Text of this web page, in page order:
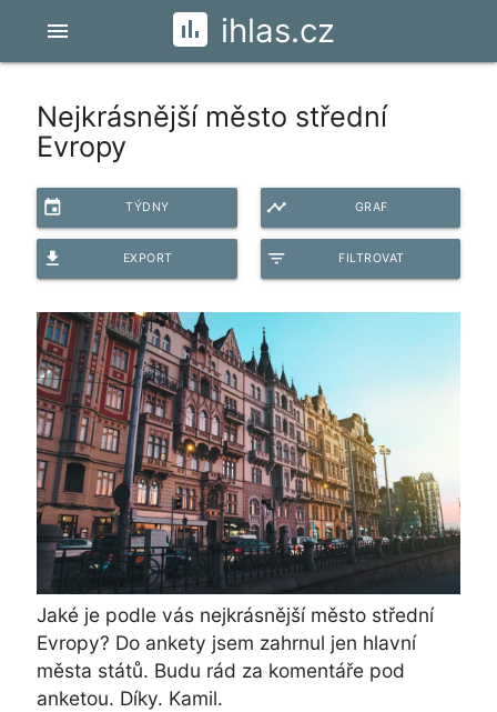
ihlas.cz
menu
Nejkrásnější město střední
Evropy
event TÝDNY timeline GRAF
file_download EXPORT filter_list FILTROVAT
Jaké je podle vás nejkrásnější město střední
Evropy? Do ankety jsem zahrnul jen hlavní
města států. Budu rád za komentáře pod
anketou. Díky. Kamil.